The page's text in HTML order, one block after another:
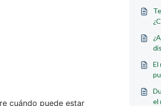
cuándo puede estar
El
el